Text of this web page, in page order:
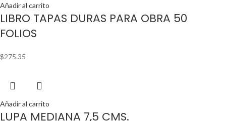
Añadir al carrito
LIBRO TAPAS DURAS PARA OBRA 50
FOLIOS
$275.35
Añadir al carrito
LUPA MEDIANA 7,5 CMS.